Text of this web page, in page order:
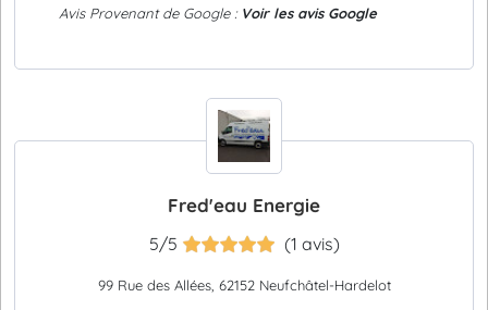
Avis Provenant de Google : Voir les avis Google
Fred'eau Energie
5/5 (1 avis)
99 Rue des Allées, 62152 Neufchâtel-Hardelot